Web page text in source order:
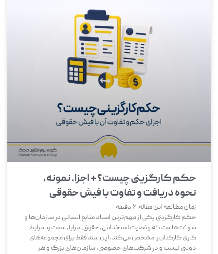
حکم کارگزینی چیست؟ + اجزا، نمونه،
نحوه دریافت و تفاوت با فیش حقوقی
زمان مطالعه این مقاله:6دقیقه
حکم کارگزینی یکی از مهم‌ترین اسناد منابع انسانی در سازمان‌ها و
شرکت‌هاست که وضعیت استخدامی، حقوق، مزایا، سمت و شرایط
کاری کارکنان را مشخص می‌کند. این سند فقط برای مجموعه‌های
دولتی نیست و در شرکت‌های خصوصی، سازمان‌های بزرگ و هر